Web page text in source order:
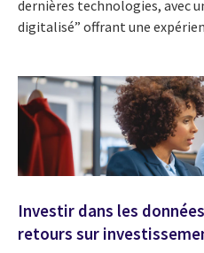
dernières technologies, avec
digitalisé” offrant une
Investir dans les
retours sur